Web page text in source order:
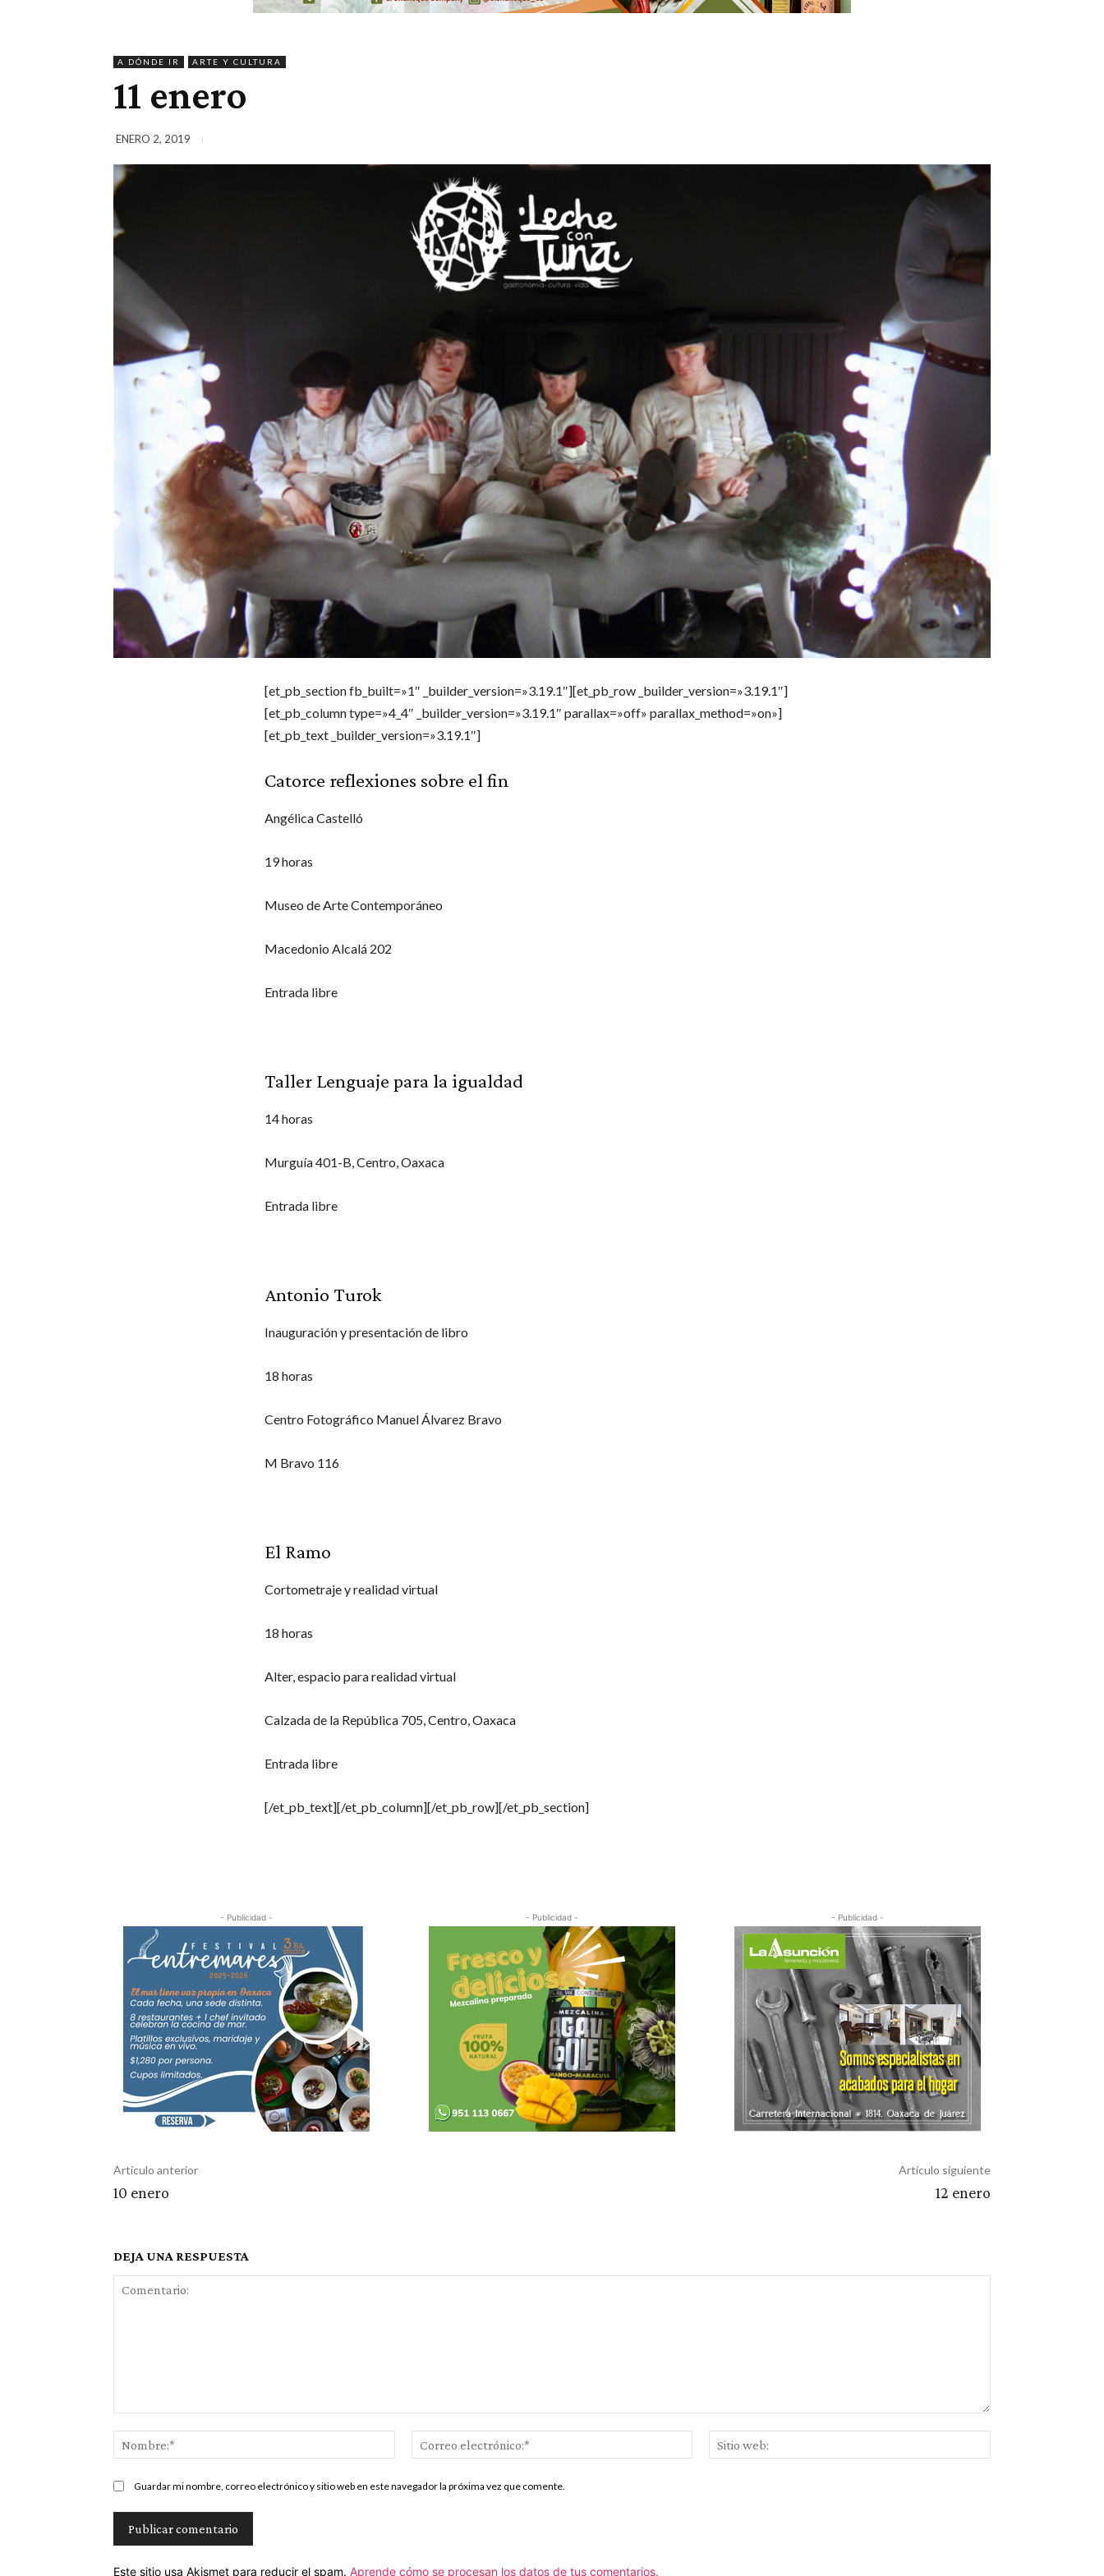
A DÓNDE IR ARTE Y CULTURA
11 enero
ENERO 2, 2019
[et_pb_section fb_built=»1″ _builder_version=»3.19.1″][et_pb_row _builder_version=»3.19.1″]
[et_pb_column type=»4_4″ _builder_version=»3.19.1″ parallax=»off» parallax_method=»on»]
[et_pb_text _builder_version=»3.19.1″]
Catorce reflexiones sobre el fin
Angélica Castelló
19 horas
Museo de Arte Contemporáneo
Macedonio Alcalá 202
Entrada libre
Taller Lenguaje para la igualdad
14 horas
Murguía 401-B, Centro, Oaxaca
Entrada libre
Antonio Turok
Inauguración y presentación de libro
18 horas
Centro Fotográfico Manuel Álvarez Bravo
M Bravo 116
El Ramo
Cortometraje y realidad virtual
18 horas
Alter, espacio para realidad virtual
Calzada de la República 705, Centro, Oaxaca
Entrada libre
[/et_pb_text][/et_pb_column][/et_pb_row][/et_pb_section]
- Publicidad - - Publicidad - - Publicidad -
Artículo anterior
10 enero
Artículo siguiente
12 enero
DEJA UNA RESPUESTA
Nombre:*
Correo
electrónico:*
web:
Guardar mi nombre, correo electrónico y sitio web en este navegador la próxima vez que comente.
Este sitio usa Akismet para reducir el spam. Aprende cómo se procesan los datos de tus comentarios.